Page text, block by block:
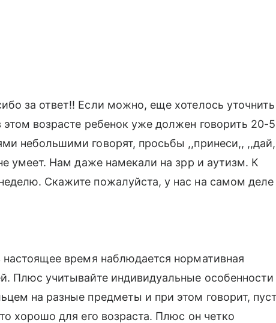
за ответ!! Если можно, еще хотелось уточнить
возрасте ребенок уже должен говорить 20-
небольшими говорят, просьбы ,,принеси,,
умеет. Нам даже намекали на зрр и аутизм. К
Скажите пожалуйста, у нас на самом деле
настоящее время наблюдается нормативная
Плюс учитывайте индивидуальные особенности
на разные предметы и при этом говорит,
хорошо для его возраста. Плюс он четко